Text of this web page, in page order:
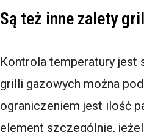
Są też inne zalety
Kontrola temperatury jest
grilli gazowych można
ograniczeniem jest ilość
element szczególnie,